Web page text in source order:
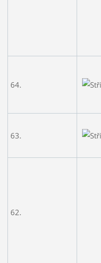
64.
63.
62.